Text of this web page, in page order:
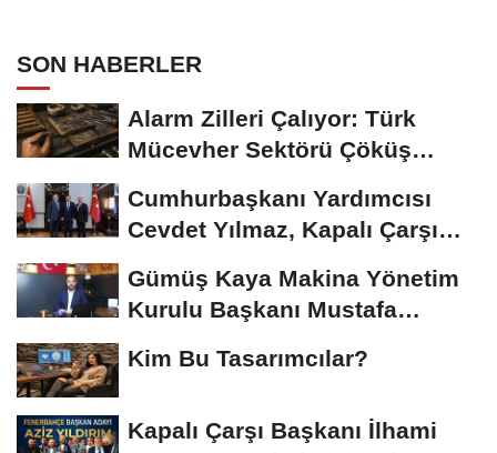
SON HABERLER
Alarm Zilleri Çalıyor: Türk
Mücevher Sektörü Çöküş
Cumhurbaşkanı Yardımcısı
Cevdet Yılmaz, Kapalı Çarşı
Gümüş Kaya Makina Yönetim
Kurulu Başkanı Mustafa
Kim Bu Tasarımcılar?
Kapalı Çarşı Başkanı İlhami